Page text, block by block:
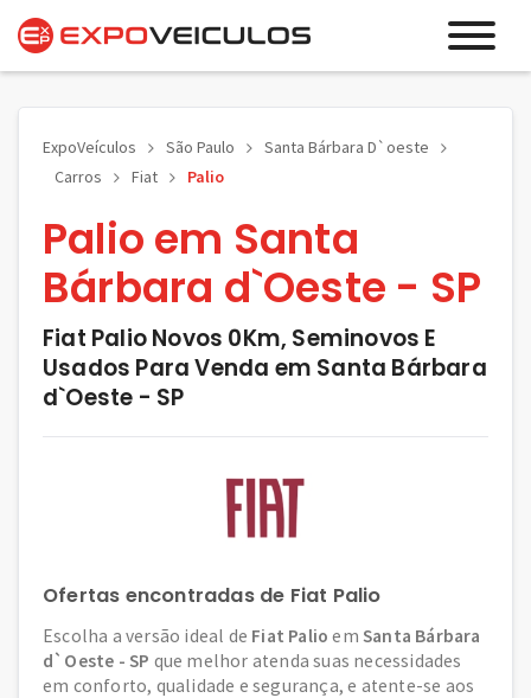
ExpoVeículos São Paulo
Santa Bárbara D`oeste
Carros
Fiat Palio
Palio em Santa
Bárbara d`Oeste - SP
Fiat Palio Novos 0Km, Seminovos E
Usados Para Venda em Santa Bárbara
d`Oeste - SP
Ofertas encontradas de Fiat Palio
Escolha a versão ideal de Fiat Palio emSanta Bárbara
d`Oeste - SP que melhor atenda suas necessidades
em conforto, qualidade e segurança, e atente-se aos